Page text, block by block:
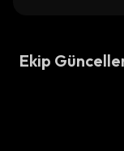
Ekip